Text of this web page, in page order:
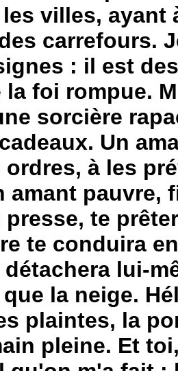
villes, ayant
carrefours.
: il est
foi rompue.
sorcière
Un
à les
amant pauvre,
te
te conduira
lui-
la neige.
plaintes, la
pleine. Et